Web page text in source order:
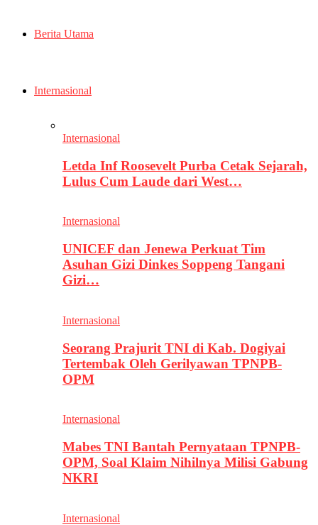
Berita Utama
Internasional
Internasional
Letda Inf Roosevelt Purba Cetak Sejarah,
Lulus Cum Laude dari West…
Internasional
UNICEF dan Jenewa Perkuat Tim
Asuhan Gizi Dinkes Soppeng Tangani
Gizi…
Internasional
Seorang Prajurit TNI di Kab. Dogiyai
Tertembak Oleh Gerilyawan TPNPB-
OPM
Internasional
Mabes TNI Bantah Pernyataan TPNPB-
OPM, Soal Klaim Nihilnya Milisi Gabung
NKRI
Internasional